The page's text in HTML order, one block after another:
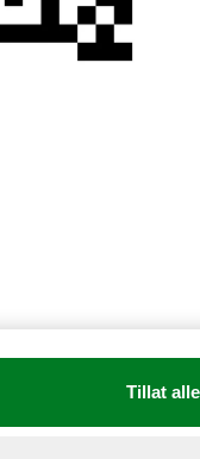
Tillat alle